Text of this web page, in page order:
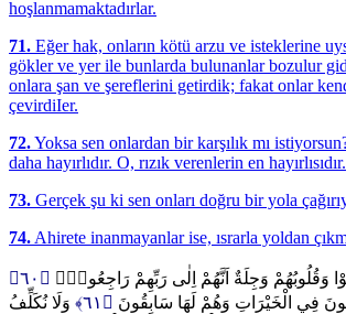
hoşlanmamaktadırlar.
71. Eğer hak, onların kötü arzu ve isteklerine
gökler ve yer ile bunlarda bulunanlar bozulur
onlara şan ve şereflerini getirdik; fakat onlar
çevirdiIer.
72.Yoksa sen onlardan bir karşılık mı
daha hayırlıdır. O, rızık verenlerin en hayırlısıdır.
73. Gerçek şu ki sen onları doğru bir yola
74. Ahirete inanmayanlar ise, ısrarla yoldan
وَقُلُوبُهُمْ وَجِلَةٌ اَنَّهُمْ اِلٰى رَبِّهِمْ رَاجِعُونَۙ ﴿٦٠﴾
فِي الْخَيْرَاتِ وَهُمْ لَهَا سَابِقُونَ ﴿٦١﴾
وَلَا نُكَلِّفُ